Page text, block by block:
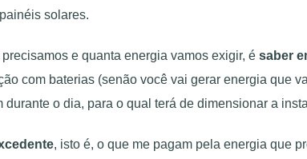
solares.
e quanta energia vamos exigir, é saber
com baterias (senão você vai gerar energia que
o dia, para o qual terá de dimensionar a
, isto é, o que me pagam pela energia que